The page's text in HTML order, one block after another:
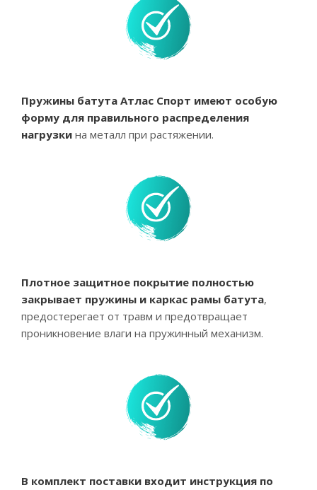
Пружины батута Атлас Спорт имеют особую
форму для правильного распределения
нагрузки на металл при растяжении.
Плотное защитное покрытие полностью
закрывает пружины и каркас рамы батута,
предостерегает от травм и предотвращает
проникновение влаги на пружинный механизм.
В комплект поставки входит инструкция по